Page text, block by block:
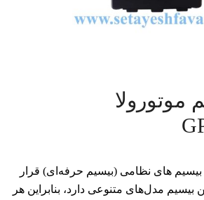
موتورولا
بیسیم های نظامی (بیسیم حرفه‌ای) قرار
بیسیم مدل‌های متنوعی دارد، بنابراین هر